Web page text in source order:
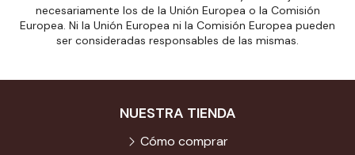
necesariamente los de la Unión Europea o la Comisión
Europea. Ni la Unión Europea ni la Comisión Europea pueden
ser consideradas responsables de las mismas.
NUESTRA TIENDA
Cómo comprar